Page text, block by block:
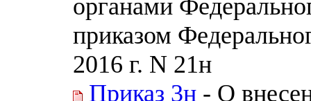
органами
приказом
2016 г. N 21н
Приказ 3н - О